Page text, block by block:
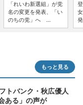
「れいわ新選組」が党
名の変更を発表、「い
のちの党」へ ...
もっと見る
トバンク・秋広優人
ある」の声が